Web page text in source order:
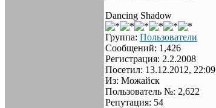
Dancing Shadow
Группа: Пользователи
Сообщений: 1,426
Регистрация: 2.2.2008
Посетил: 13.12.2012, 22:09
Из: Можайск
Пользователь №: 2,622
Репутация: 54